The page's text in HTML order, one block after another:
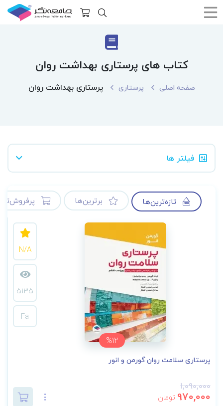
کتاب های پرستاری بهداشت روان
صفحه اصلی پرستاری پرستاری بهداشت روان
فیلتر ها
تازه‌ترین‌ها برترین‌ها
%12
N/A
5135
Fa
پرستاری سلامت روان گورمن و انور
1,090,000
970,000 تومان